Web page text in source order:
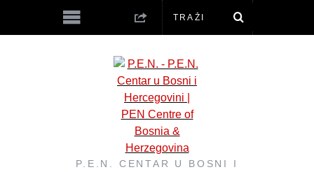
P.E.N. CENTAR U BOSNI I